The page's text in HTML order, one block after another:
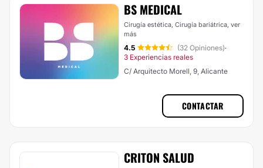
BS MEDICAL
Cirugía estética, Cirugía bariátrica, ver
más
4.5 (32 Opiniones)·
3 Experiencias reales
C/ Arquitecto Morell, 9, Alicante
CONTACTAR
CRITON SALUD